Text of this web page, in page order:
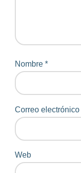
Nombre *
Correo electrónico
Web